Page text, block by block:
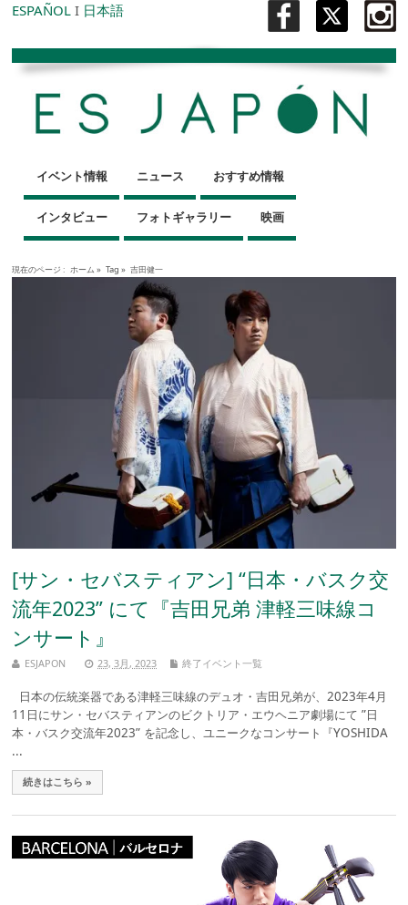
ESPAÑOL I 日本語
イベント情報 ニュース おすすめ情報
インタビュー フォトギャラリー 映画
現在のページ : ホーム » Tag » 吉田健一
[サン・セバスティアン] “日本・バスク交
流年2023” にて『吉田兄弟 津軽三味線コ
ンサート』
ESJAPON 23, 3月, 2023 終了イベント一覧
日本の伝統楽器である津軽三味線のデュオ・吉田兄弟が、2023年4月
11日にサン・セバスティアンのビクトリア・エウヘニア劇場にて ”日
本・バスク交流年2023” を記念し、ユニークなコンサート『YOSHIDA
...
続きはこちら »